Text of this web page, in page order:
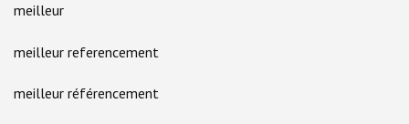
meilleur
meilleur referencement
meilleur référencement